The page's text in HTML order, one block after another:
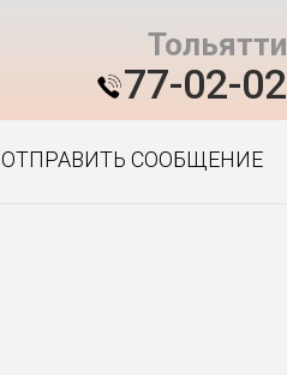
Тольятти
77-02-02
ОТПРАВИТЬ СООБЩЕНИЕ